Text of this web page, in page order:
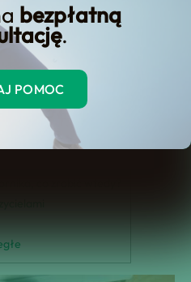
bezpłatną
.
POMOC
finansowej
zadłużenia